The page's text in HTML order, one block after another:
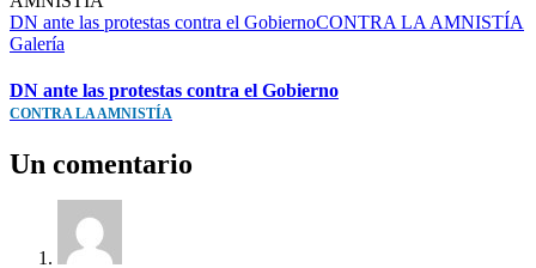
DN ante las protestas contra el GobiernoCONTRA LA AMNISTÍA
Galería
DN ante las protestas contra el Gobierno
CONTRA LA AMNISTÍA
Un comentario